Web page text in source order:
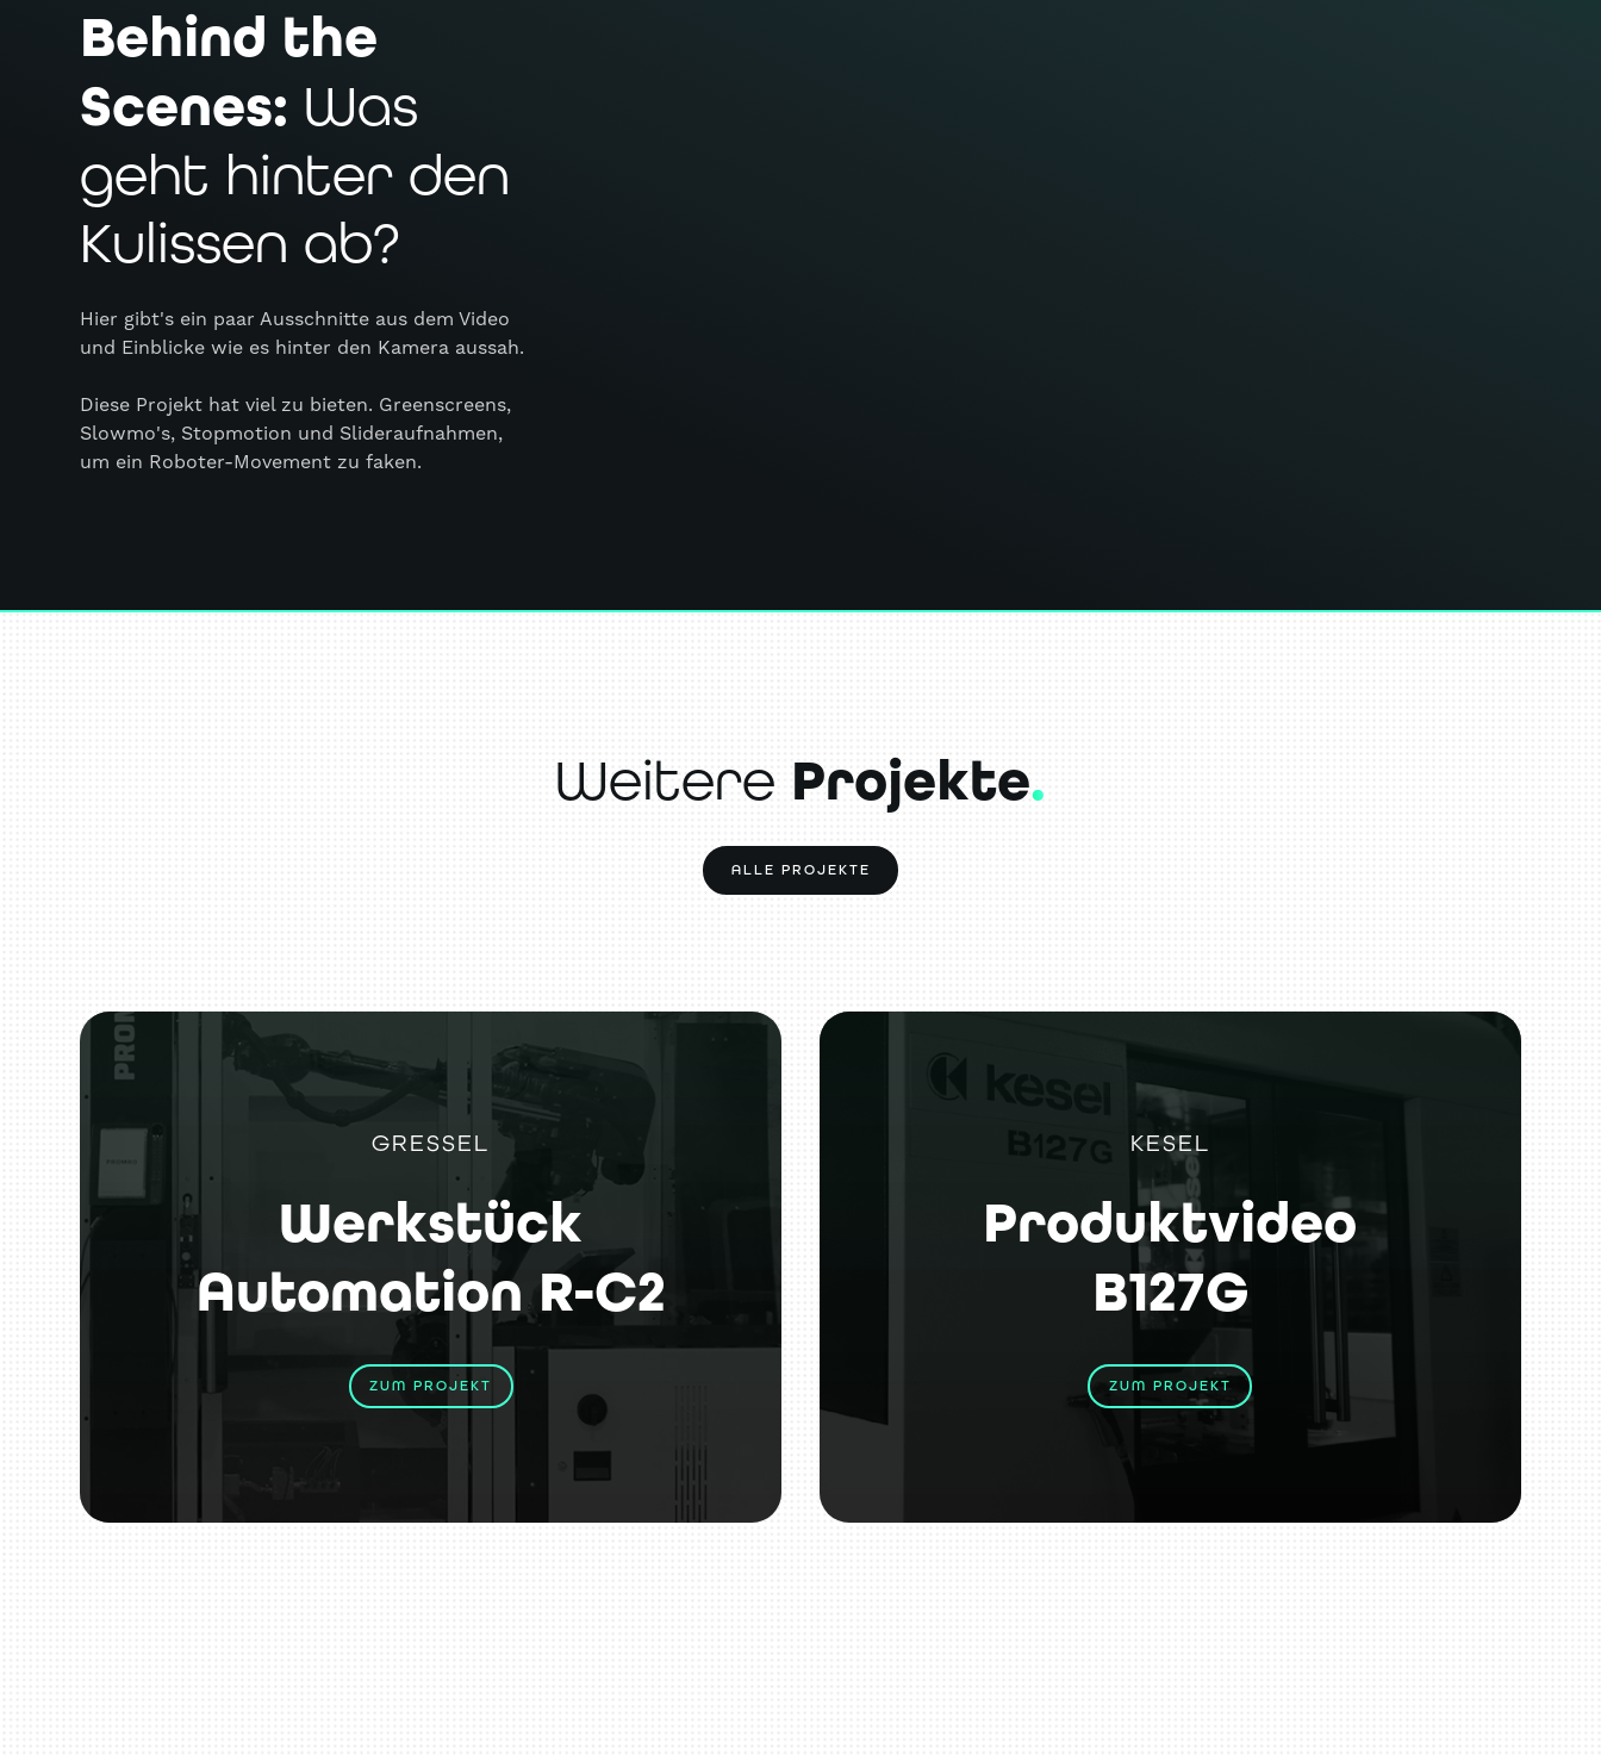
Behind the
Scenes: Was
geht hinter den
Kulissen ab?
Hier gibt's ein paar Ausschnitte aus dem Video
und Einblicke wie es hinter den Kamera aussah.
Diese Projekt hat viel zu bieten. Greenscreens,
Slowmo's, Stopmotion und Slideraufnahmen,
um ein Roboter-Movement zu faken.
Weitere Projekte.
ALLE PROJEKTE
GRESSEL
Werkstück
Automation R-C2
ZUM PROJEKT
KESEL
Produktvideo
B127G
ZUM PROJEKT